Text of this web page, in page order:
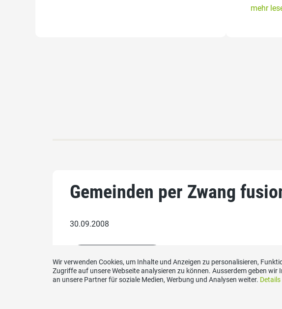
mehr
Gemeinden per Zwang
30.09.2008
zum ganzen Artikel
Wir verwenden Cookies, um Inhalte und Anzeigen zu personalisieren,
Zugriffe auf unsere Webseite analysieren zu können. Ausserdem geben
an unsere Partner für soziale Medien, Werbung und Analysen weiter.